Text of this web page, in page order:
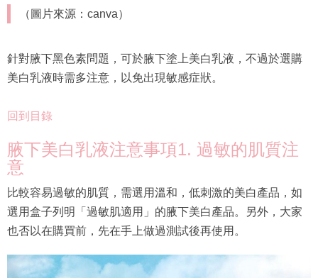
（圖片來源：canva）
針對腋下黑色素問題，可於腋下塗上美白乳液，不過於選購
美白乳液時需多注意，以免出現敏感症狀。
回到目錄
腋下美白乳液注意事項1. 過敏的肌質注
意
比較容易過敏的肌質，需選用溫和，低刺激的美白產品，如
選用盒子列明「過敏肌適用」的腋下美白產品。另外，大家
也否以在購買前，先在手上做過測試後再使用。